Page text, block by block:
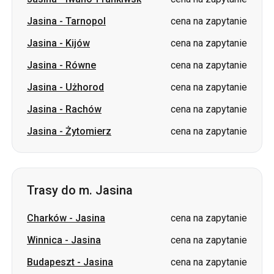
Jasina-Użhorod
cena na zapytanie
Jasina-Rachów
cena na zapytanie
Jasina-Żytomierz cena na zapytanie
Trasy do m. Jasina
Charków-Jasina
cena na zapytanie
Budapeszt -Jasina
Iwano-Frankiwsk-
cena na zapytanie
Tarnopol-Jasina
cena na zapytanie
Kijów-Jasina cena na zapytanie